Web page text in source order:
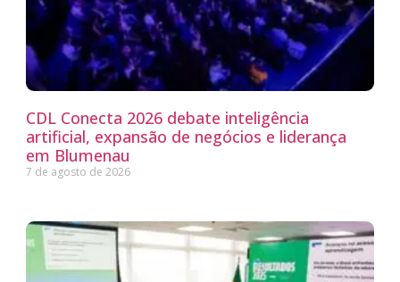
CDL Conecta 2026 debate inteligência
artificial, expansão de negócios e liderança
em Blumenau
7 de agosto de 2026